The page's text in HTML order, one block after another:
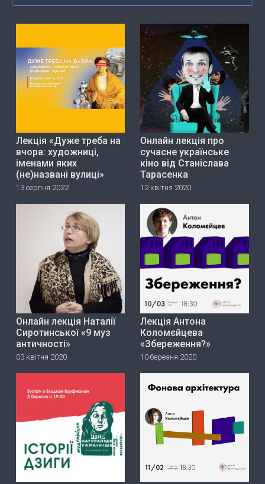
Лекція «Дуже треба на
вчора: художниці,
іменами яких
(не)названі вулиці»
13 серпня 2022
Онлайн лекція про
сучасне українське
кіно від Станіслава
Тарасенка
12 квітня 2020
Онлайн лекція Наталії
Сиротинської «9 муз
античності»
03 квітня 2020
Лекція Антона
Коломєйцева
«Збереження?»
10 березня 2020